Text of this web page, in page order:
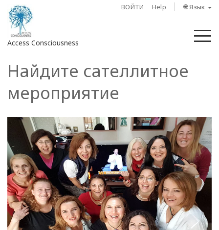
ВОЙТИ Help 🌐 Язык
Access Consciousness
Войти
свою
учетную
запись
нас
Access
Bars
Регионы
Найдите сателлитное
мероприятие